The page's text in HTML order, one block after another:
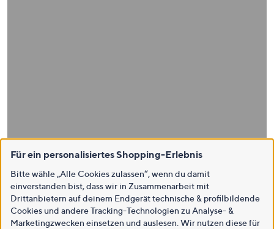
Für ein personalisiertes Shopping-Erlebnis
Bitte wähle „Alle Cookies zulassen“, wenn du damit
einverstanden bist, dass wir in Zusammenarbeit mit
Drittanbietern auf deinem Endgerät technische & profilbildende
Cookies und andere Tracking-Technologien zu Analyse- &
Marketingzwecken einsetzen und auslesen. Wir nutzen diese für